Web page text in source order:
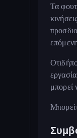
Τα
μπορεί